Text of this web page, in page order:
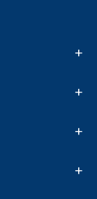
+
+
+
+